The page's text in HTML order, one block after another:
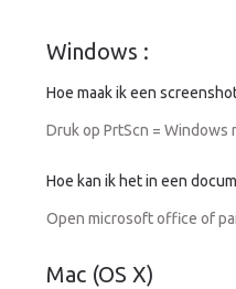
Windows :
Hoe maak ik een
Druk op PrtScn =
Hoe kan ik het in een
Open microsoft office of
Mac (OS X)